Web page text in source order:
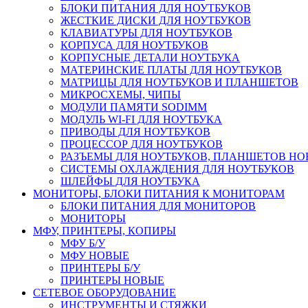
БЛОКИ ПИТАНИЯ ДЛЯ НОУТБУКОВ
ЖЕСТКИЕ ДИСКИ ДЛЯ НОУТБУКОВ
КЛАВИАТУРЫ ДЛЯ НОУТБУКОВ
КОРПУСА ДЛЯ НОУТБУКОВ
КОРПУСНЫЕ ДЕТАЛИ НОУТБУКА
МАТЕРИНСКИЕ ПЛАТЫ ДЛЯ НОУТБУКОВ
МАТРИЦЫ ДЛЯ НОУТБУКОВ И ПЛАНШЕТОВ
МИКРОСХЕМЫ, ЧИПЫ
МОДУЛИ ПАМЯТИ SODIMM
МОДУЛЬ WI-FI ДЛЯ НОУТБУКА
ПРИВОДЫ ДЛЯ НОУТБУКОВ
ПРОЦЕССОР ДЛЯ НОУТБУКОВ
РАЗЪЕМЫ ДЛЯ НОУТБУКОВ, ПЛАНШЕТОВ
СИСТЕМЫ ОХЛАЖДЕНИЯ ДЛЯ НОУТБУКОВ
ШЛЕЙФЫ ДЛЯ НОУТБУКА
МОНИТОРЫ, БЛОКИ ПИТАНИЯ К МОНИТОРАМ
БЛОКИ ПИТАНИЯ ДЛЯ МОНИТОРОВ
МОНИТОРЫ
МФУ, ПРИНТЕРЫ, КОПИРЫ
МФУ Б/У
МФУ НОВЫЕ
ПРИНТЕРЫ Б/У
ПРИНТЕРЫ НОВЫЕ
СЕТЕВОЕ ОБОРУДОВАНИЕ
ИНСТРУМЕНТЫ И СТЯЖКИ